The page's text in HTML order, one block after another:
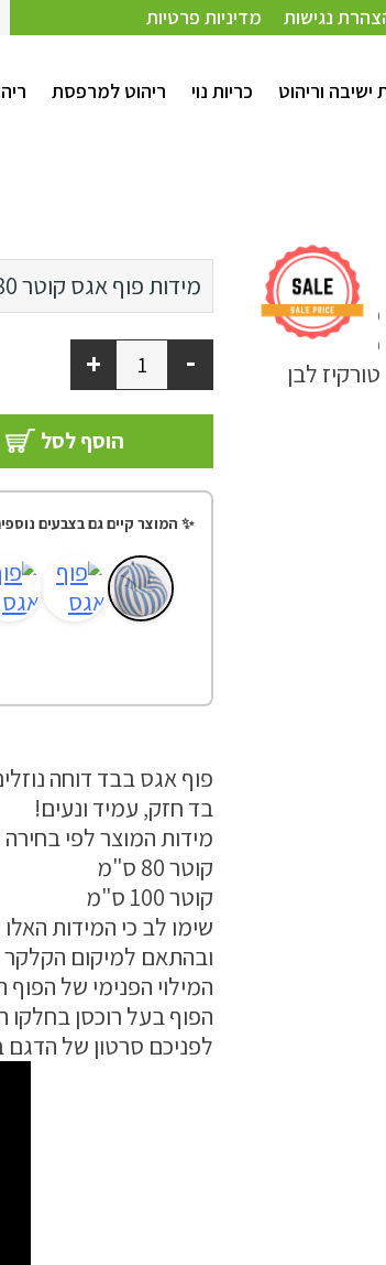
נגישות מדיניות פרטיות
ישיבה וריהוט כריות נוי ריהוט למרפסת
מידות פוף אגס קוטר 80 ס"מ
קוטר 80 ס"מ
קוטר 100 ס"מ
-
+
הוסף לסל
✨ המוצר קיים גם בצבעים
פוף אגס בבד דוחה
בד חזק, עמיד ונעים!
מידות המוצר לפי בחירה
קוטר 80 ס"מ
קוטר 100 ס"מ
שימו לב כי המידות
ובהתאם למיקום הקלקר
המילוי הפנימי של הפוף
הפוף בעל רוכסן בחלקו
לפניכם סרטון של הדגם